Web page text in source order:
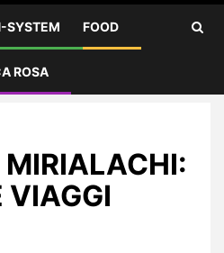
SYSTEM FOOD
ROSA BON TON E VIAGGI
MIRIALACHI:
VIAGGI